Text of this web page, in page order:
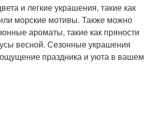
и легкие украшения, такие как
морские мотивы. Также можно
ароматы, такие как пряности
весной. Сезонные украшения
ощущение праздника и уюта в вашем